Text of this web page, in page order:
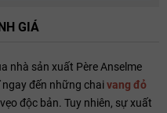
GIÁ
nhà sản xuất Père Anselme
đến những chaivang đỏ
độc bản. Tuy nhiên, sự xuất